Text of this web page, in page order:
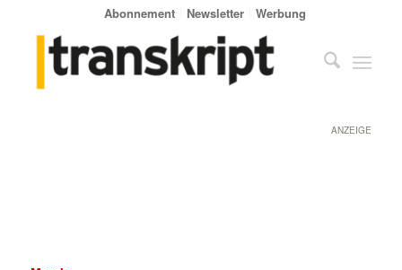
Abonnement Newsletter Werbung
ANZEIGE